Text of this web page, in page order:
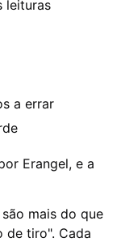
leituras
a errar
Erangel, e a
mais do que
de tiro". Cada